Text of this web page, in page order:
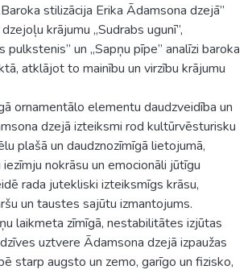
stilizācija Erika Ādamsona dzejā”
krājumu „Sudrabs ugunī”,
pulkstenis” un „Sapņu pīpe” analīzi baroka
atklājot to mainību un virzību krājumu
ornamentālo elementu daudzveidība un
dzejā izteiksmi rod kultūrvēsturisku
plašā un daudznozīmīgā lietojumā,
nokrāsu un emocionāli jūtīgu
rada jutekliski izteiksmīgs krāsu,
un taustes sajūtu izmantojums.
laikmeta zīmīgā, nestabilitātes izjūtas
uztvere Ādamsona dzejā izpaužas
starp augsto un zemo, garīgo un fizisko,